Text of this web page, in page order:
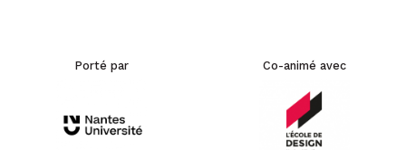
Porté par Co-animé avec